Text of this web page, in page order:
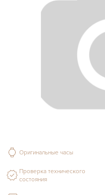
Оригинальные часы
Проверка технического
состояния